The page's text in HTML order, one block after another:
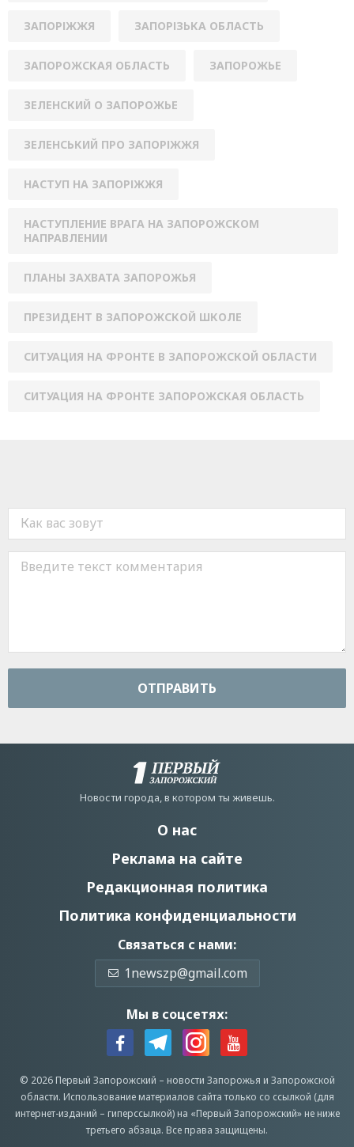
ЗАПОРІЖЖЯ ЗАПОРІЗЬКА ОБЛАСТЬ
ЗАПОРОЖСКАЯ ОБЛАСТЬ ЗАПОРОЖЬЕ
ЗЕЛЕНСКИЙ О ЗАПОРОЖЬЕ
ЗЕЛЕНСЬКИЙ ПРО ЗАПОРІЖЖЯ
НАСТУП НА ЗАПОРІЖЖЯ
НАСТУПЛЕНИЕ ВРАГА НА ЗАПОРОЖСКОМ
НАПРАВЛЕНИИ
ПЛАНЫ ЗАХВАТА ЗАПОРОЖЬЯ
ПРЕЗИДЕНТ В ЗАПОРОЖСКОЙ ШКОЛЕ
СИТУАЦИЯ НА ФРОНТЕ В ЗАПОРОЖСКОЙ ОБЛАСТИ
СИТУАЦИЯ НА ФРОНТЕ ЗАПОРОЖСКАЯ ОБЛАСТЬ
ОТПРАВИТЬ
Новости города, в котором ты живешь.
О нас
Реклама на сайте
Редакционная политика
Политика конфиденциальности
Связаться с нами:
1newszp@gmail.com
Мы в соцсетях:
© 2026 Первый Запорожский – новости Запорожья и Запорожской
области. Использование материалов сайта только со ссылкой (для
интернет-изданий – гиперссылкой) на «Первый Запорожский» не ниже
третьего абзаца. Все права защищены.